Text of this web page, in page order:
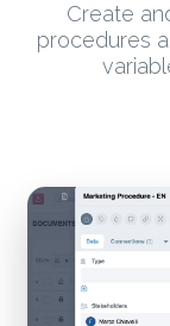
Create
procedures